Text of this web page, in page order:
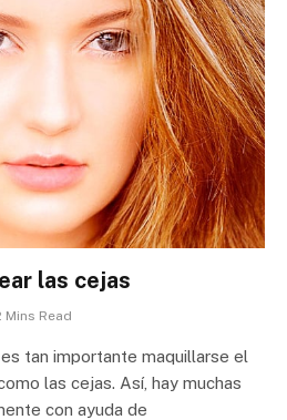
las cejas
Mins Read
tan importante maquillarse el
las cejas. Así, hay muchas
con ayuda de